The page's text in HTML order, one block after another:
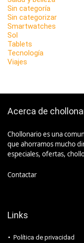
Sin categoría
Sin categorizar
Smartwatches
Sol
Tablets
Tecnología
Viajes
Acerca de
Chollonario es una
que ahorramos mucho
especiales, ofertas,
Contactar
Links
Política de privacidad